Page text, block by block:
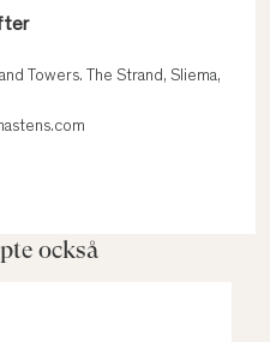
Towers. The Strand, Sliema,
också